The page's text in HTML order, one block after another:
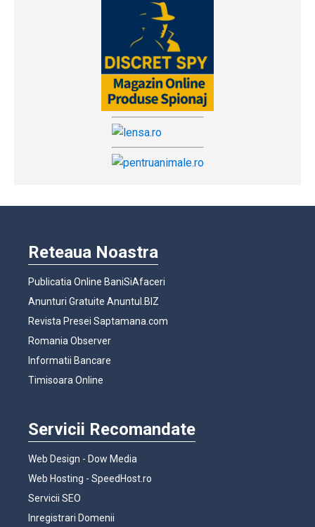
Reteaua Noastra
Publicatia Online BaniSiAfaceri
Anunturi Gratuite Anuntul.BIZ
Revista Presei Saptamana.com
Romania Observer
Informatii Bancare
Timisoara Online
Servicii Recomandate
Web Design - Dow Media
Web Hosting - SpeedHost.ro
Servicii SEO
Inregistrari Domenii